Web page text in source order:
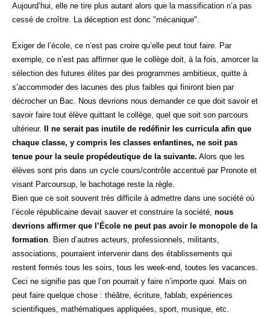
Aujourd’hui, elle ne tire plus autant alors que la massification n’a pas
cessé de croître. La déception est donc "mécanique".
Exiger de l’école, ce n’est pas croire qu’elle peut tout faire. Par
exemple, ce n’est pas affirmer que le collège doit, à la fois, amorcer la
sélection des futures élites par des programmes ambitieux, quitte à
s’accommoder des lacunes des plus faibles qui finiront bien par
décrocher un Bac. Nous devrions nous demander ce que doit savoir et
savoir faire tout élève quittant le collège, quel que soit son parcours
ultérieur.
Il ne serait pas inutile de redéfinir les curricula afin que
chaque classe, y compris les classes enfantines, ne soit pas
tenue pour la seule propédeutique de la suivante. Alors que les
élèves sont pris dans un cycle cours/contrôle accentué par Pronote et
visant Parcoursup, le bachotage reste la règle.
Bien que ce soit souvent très difficile à admettre dans une société où
l’école républicaine devait sauver et construire la société, nous
devrions affirmer que l’École ne peut pas avoir le monopole de la
formation . Bien d’autres acteurs, professionnels, militants,
associations, pourraient intervenir dans des établissements qui
restent fermés tous les soirs, tous les week-end, toutes les vacances.
Ceci ne signifie pas que l’on pourrait y faire n’importe quoi. Mais on
peut faire quelque chose : théâtre, écriture, fablab, expériences
scientifiques, mathématiques appliquées, sport, musique, etc.